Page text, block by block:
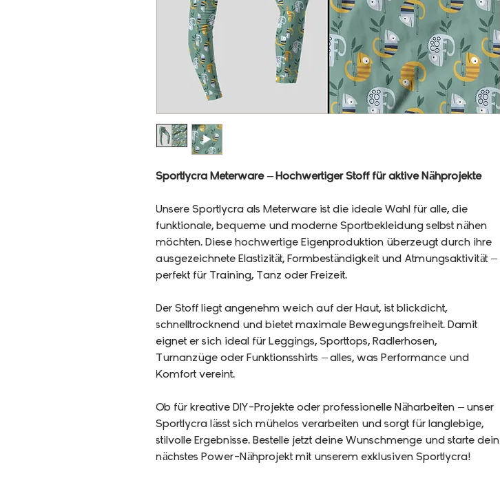
Sportlycra Meterware – Hochwertiger Stoff für aktive Nähprojekte
Unsere Sportlycra als Meterware ist die ideale Wahl für alle, die
funktionale, bequeme und moderne Sportbekleidung selbst nähen
möchten. Diese hochwertige Eigenproduktion überzeugt durch ihre
ausgezeichnete Elastizität, Formbeständigkeit und Atmungsaktivität –
perfekt für Training, Tanz oder Freizeit.
Der Stoff liegt angenehm weich auf der Haut, ist blickdicht,
schnelltrocknend und bietet maximale Bewegungsfreiheit. Damit
eignet er sich ideal für Leggings, Sporttops, Radlerhosen,
Turnanzüge oder Funktionsshirts – alles, was Performance und
Komfort vereint.
Ob für kreative DIY-Projekte oder professionelle Näharbeiten – unser
Sportlycra lässt sich mühelos verarbeiten und sorgt für langlebige,
stilvolle Ergebnisse. Bestelle jetzt deine Wunschmenge und starte dein
nächstes Power-Nähprojekt mit unserem exklusiven Sportlycra!